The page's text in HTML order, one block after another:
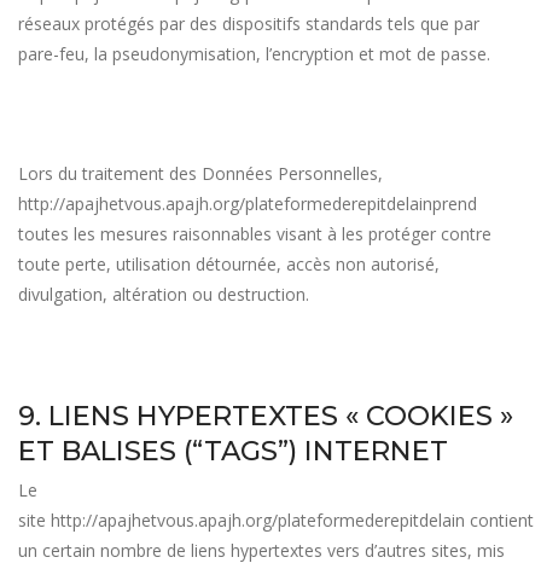
réseaux protégés par des dispositifs standards tels que par
pare-feu, la pseudonymisation, l’encryption et mot de passe.
Lors du traitement des Données Personnelles,
http://apajhetvous.apajh.org/plateformederepitdelainprend
toutes les mesures raisonnables visant à les protéger contre
toute perte, utilisation détournée, accès non autorisé,
divulgation, altération ou destruction.
9. LIENS HYPERTEXTES « COOKIES »
ET BALISES (“TAGS”) INTERNET
Le
site http://apajhetvous.apajh.org/plateformederepitdelain contient
un certain nombre de liens hypertextes vers d’autres sites, mis